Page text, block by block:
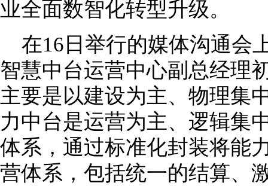
业全面数智化转型升级。
在16日举行的媒体沟通会
智慧中台运营中心副总经理
主要是以建设为主、物理集
力中台是运营为主、逻辑集
体系，通过标准化封装将能
营体系，包括统一的结算、